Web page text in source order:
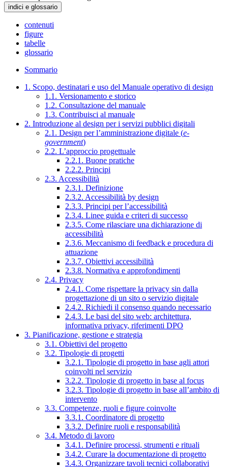
indici e glossario
contenuti
figure
tabelle
glossario
Sommario
1. Scopo, destinatari e uso del Manuale operativo di design
1.1. Versionamento e storico
1.2. Consultazione del manuale
1.3. Contribuisci al manuale
2. Introduzione al design per i servizi pubblici digitali
2.1. Design per l’amministrazione digitale (e-
government)
2.2. L’approccio progettuale
2.2.1. Buone pratiche
2.2.2. Principi
2.3. Accessibilità
2.3.1. Definizione
2.3.2. Accessibilità by design
2.3.3. Principi per l’accessibilità
2.3.4. Linee guida e criteri di successo
2.3.5. Come rilasciare una dichiarazione di
accessibilità
2.3.6. Meccanismo di feedback e procedura di
attuazione
2.3.7. Obiettivi accessibilità
2.3.8. Normativa e approfondimenti
2.4. Privacy
2.4.1. Come rispettare la privacy sin dalla
progettazione di un sito o servizio digitale
2.4.2. Richiedi il consenso quando necessario
2.4.3. Le basi del sito web: architettura,
informativa privacy, riferimenti DPO
3. Pianificazione, gestione e strategia
3.1. Obiettivi del progetto
3.2. Tipologie di progetti
3.2.1. Tipologie di progetto in base agli attori
coinvolti nel servizio
3.2.2. Tipologie di progetto in base al focus
3.2.3. Tipologie di progetto in base all’ambito di
intervento
3.3. Competenze, ruoli e figure coinvolte
3.3.1. Coordinatore di progetto
3.3.2. Definire ruoli e responsabilità
3.4. Metodo di lavoro
3.4.1. Definire processi, strumenti e rituali
3.4.2. Curare la documentazione di progetto
3.4.3. Organizzare tavoli tecnici collaborativi